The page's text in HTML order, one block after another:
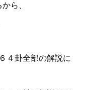
ら、
４卦全部の解説に